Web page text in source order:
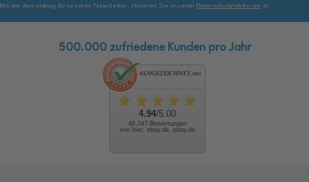
Mit der Anmeldung für unseren Newsletter, stimmen Sie unseren Datenschutzrichtlinien zu.
500.000 zufriedene Kunden pro Jahr
4.94/5.00
48.247 Bewertungen
von hier, ebay.de, ebay.de